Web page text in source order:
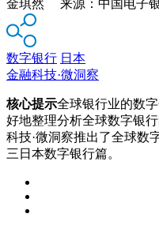
金琪然 来源：中国电子
数字银行 日本
金融科技·微洞察
核心提示全球银行业的数
好地整理分析全球数字银
科技·微洞察推出了全球数
三日本数字银行篇。